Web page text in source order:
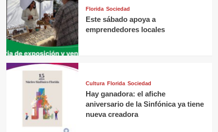
Florida Sociedad
Este sábado apoya a
emprendedores locales
Cultura Florida Sociedad
Hay ganadora: el afiche
aniversario de la Sinfónica ya tiene
nueva creadora